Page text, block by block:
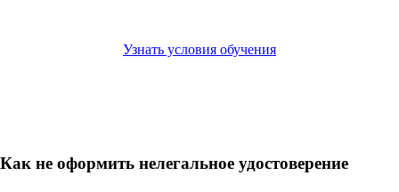
Узнать условия обучения
Как не оформить нелегальное удостоверение